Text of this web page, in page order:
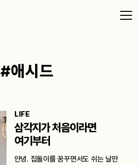
#애시드
LIFE
삼각지가 처음이라면
여기부터
안녕. 집돌이를 꿈꾸면서도 쉬는 날만